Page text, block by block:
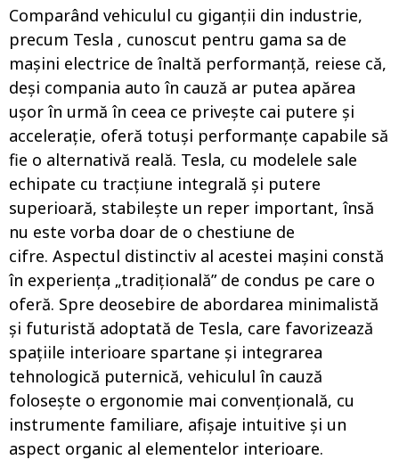
Comparând vehiculul cu giganții din industrie,
precum Tesla , cunoscut pentru gama sa de
mașini electrice de înaltă performanță, reiese că,
deși compania auto în cauză ar putea apărea
ușor în urmă în ceea ce privește cai putere și
accelerație, oferă totuși performanțe capabile să
fie o alternativă reală. Tesla, cu modelele sale
echipate cu tracțiune integrală și putere
superioară, stabilește un reper important, însă
nu este vorba doar de o chestiune de
cifre. Aspectul distinctiv al acestei mașini constă
în experiența „tradițională” de condus pe care o
oferă. Spre deosebire de abordarea minimalistă
și futuristă adoptată de Tesla, care favorizează
spațiile interioare spartane și integrarea
tehnologică puternică, vehiculul în cauză
folosește o ergonomie mai convențională, cu
instrumente familiare, afișaje intuitive și un
aspect organic al elementelor interioare.